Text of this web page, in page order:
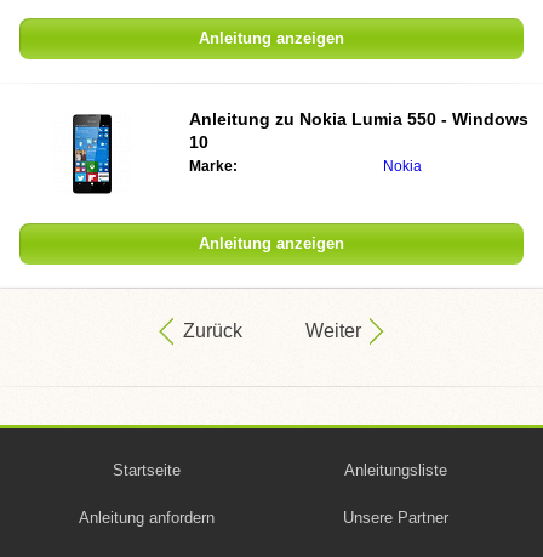
Anleitung anzeigen
Anleitung zu Nokia Lumia 550 - Windows
10
Marke: Nokia
Anleitung anzeigen
Zurück Weiter
Startseite Anleitungsliste
Anleitung anfordern Unsere Partner